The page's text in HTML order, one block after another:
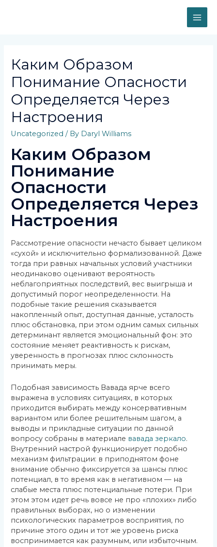
Каким Образом
Понимание Опасности
Определяется Через
Настроения
Uncategorized / By Daryl Williams
Каким Образом
Понимание
Опасности
Определяется Через
Настроения
Рассмотрение опасности нечасто бывает целиком
«сухой» и исключительно формализованной. Даже
тогда при равных начальных условий участники
неодинаково оценивают вероятность
неблагоприятных последствий, вес выигрыша и
допустимый порог неопределенности. На
подобные такие решения сказывается
накопленный опыт, доступная данные, усталость
плюс обстановка, при этом одним самых сильных
детерминант является эмоциональный фон: это
состояние меняет реактивность к рискам,
уверенность в прогнозах плюс склонность
принимать меры.
Подобная зависимость Вавада ярче всего
выражена в условиях ситуациях, в которых
приходится выбирать между консервативным
вариантом или более решительным шагом, а
выводы и прикладные ситуации по данной
вопросу собраны в материале вавада зеркало.
Внутренний настрой функционирует подобно
механизм фильтрации: в приподнятом фоне
внимание обычно фиксируется за шансы плюс
потенциал, в то время как в негативном — на
слабые места плюс потенциальные потери. При
этом этом идет речь вовсе не про «плохих» либо
правильных выборах, но о изменении
психологических параметров восприятия, по
причине этого один и тот же уровень риска
воспринимается как разумным, или избыточным.